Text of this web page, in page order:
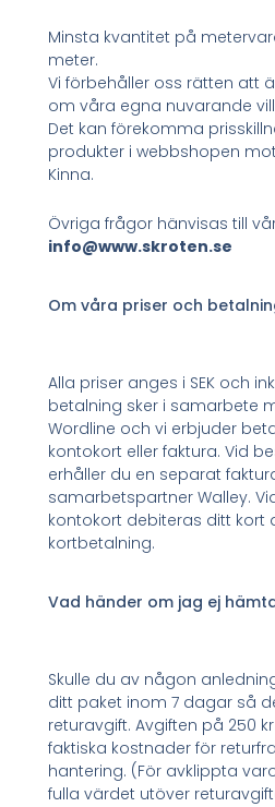
Minsta kvantitet på
meter.
Vi förbehåller oss rätten att
om våra egna nuvarande
Det kan förekomma
produkter i webbshopen
Kinna.
Övriga frågor hänvisas till
info@www.skroten.se
Om våra priser och
Alla priser anges i SEK och
betalning sker i samarbete
Wordline och vi erbjuder
kontokort eller faktura. Vid
erhåller du en separat
samarbetspartner Walley.
kontokort debiteras ditt kort
kortbetalning.
Vad händer om jag ej
Skulle du av någon
ditt paket inom 7 dagar så
returavgift. Avgiften på 250
faktiska kostnader för
hantering. (För avklippta
fulla värdet utöver